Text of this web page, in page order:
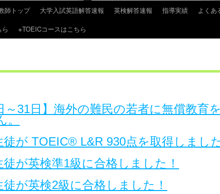
師トップ 大学入試英語解答速報 英検解答速報 指導実績 よくあ
※TOEICコースはこちら
～31日】海外の難民の若者に無償教育
徒が TOEIC® L&R 930点を取得しまし
が英検準1級に合格しました！
が英検2級に合格しました！